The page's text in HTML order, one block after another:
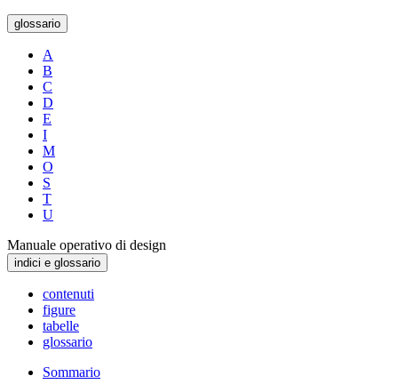
glossario
A
B
C
D
E
I
M
O
S
T
U
Manuale operativo di design
indici e glossario
contenuti
figure
tabelle
glossario
Sommario